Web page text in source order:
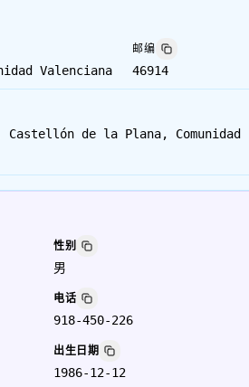
Valenciana
邮编
46914
Castellón de la Plana, Comunidad
性别
男
电话
918-450-226
出生日期
1986-12-12